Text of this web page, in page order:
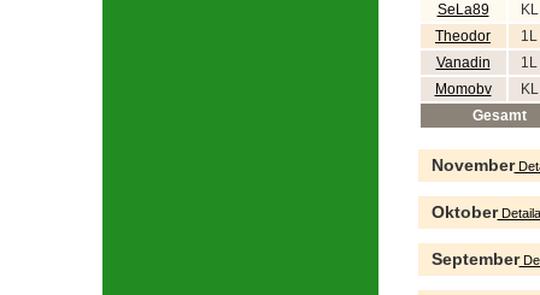
SeLa89
Theodor
Vanadin
Momobv
Gesamt
November
Oktober
September